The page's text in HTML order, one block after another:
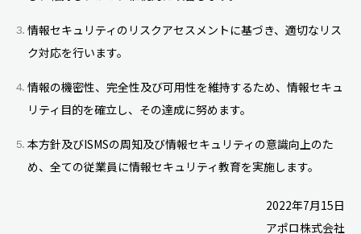
情報セキュリティのリスクアセスメントに基づき、適切なリス
ク対応を行います。
情報の機密性、完全性及び可用性を維持するため、情報セキュ
リティ目的を確立し、その達成に努めます。
本方針及びISMSの周知及び情報セキュリティの意識向上のた
め、全ての従業員に情報セキュリティ教育を実施します。
2022年7月15日
アポロ株式会社